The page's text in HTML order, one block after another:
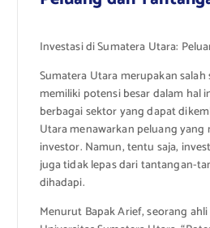
Investasi di Sumatera Utara:
Sumatera Utara merupakan
memiliki potensi besar dalam hal
berbagai sektor yang dapat
Utara menawarkan peluang yang
investor. Namun, tentu saja,
juga tidak lepas dari tantangan-
dihadapi.
Menurut Bapak Arief, seorang